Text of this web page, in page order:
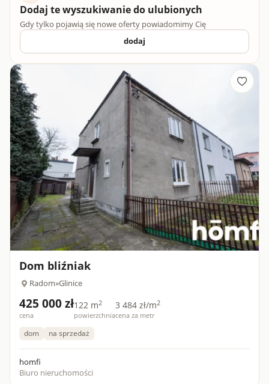
Dodaj te wyszukiwanie do ulubionych
Gdy tylko pojawią się nowe oferty powiadomimy Cię
dodaj
Dom bliźniak
Radom»Glinice
425 000 zł
cena
122 m2
powierzchnia
3 484 zł/m2
cena za metr
dom na sprzedaż
homfi
Biuro nieruchomości